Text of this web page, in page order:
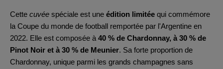
Cette cuvée spéciale est une édition limitée qui commémore
la Coupe du monde de football remportée par l'Argentine en
2022. Elle est composée à 40 % de Chardonnay, à 30 % de
Pinot Noir et à 30 % de Meunier. Sa forte proportion de
Chardonnay, unique parmi les grands champagnes sans